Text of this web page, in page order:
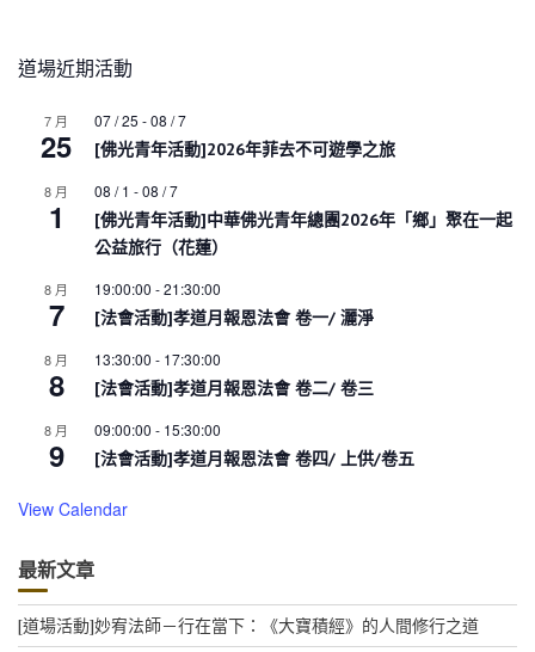
道場近期活動
7 月
25
07 / 25 -08 / 7
[佛光青年活動]2026年菲去不可遊學之旅
8 月
1
08 / 1 -08 / 7
[佛光青年活動]中華佛光青年總團2026年「鄉」聚在一起
公益旅行（花蓮）
8 月
7
19:00:00 -21:30:00
[法會活動]孝道月報恩法會 卷一/ 灑淨
8 月
8
13:30:00 - 17:30:00
[法會活動]孝道月報恩法會 卷二/ 卷三
8 月
9
09:00:00 - 15:30:00
[法會活動]孝道月報恩法會 卷四/ 上供/卷五
View Calendar
最新文章
[道場活動]妙宥法師－行在當下：《大寶積經》的人間修行之道